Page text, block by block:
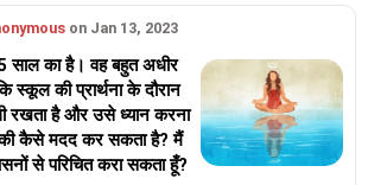
Yoga Ed, USA.
more than 1 lakh youngsters online and offline
on Jan 13, 2023
5 साल का है। वह बहुत अधीर
की प्रार्थना के दौरान
रखता है और उसे ध्यान करना
कैसे मदद कर सकता है? मैं
से परिचित करा सकता हूँ?